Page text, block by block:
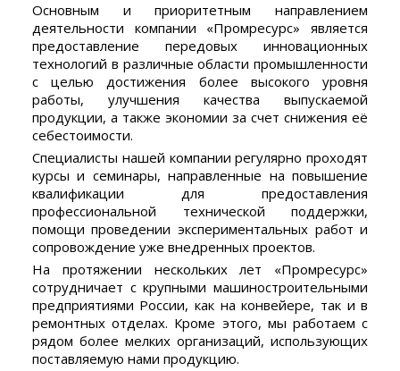
Основным и приоритетным направлением
деятельности компании «Промресурс» является
предоставление передовых инновационных
технологий в различные области промышленности
с целью достижения более высокого уровня
работы, улучшения качества выпускаемой
продукции, а также экономии за счет снижения её
себестоимости.
Специалисты нашей компании регулярно проходят
курсы и семинары, направленные на повышение
квалификации для предоставления
профессиональной технической поддержки,
помощи проведении экспериментальных работ и
сопровождение уже внедренных проектов.
На протяжении нескольких лет «Промресурс»
сотрудничает с крупными машиностроительными
предприятиями России, как на конвейере, так и в
ремонтных отделах. Кроме этого, мы работаем с
рядом более мелких организаций, использующих
поставляемую нами продукцию.